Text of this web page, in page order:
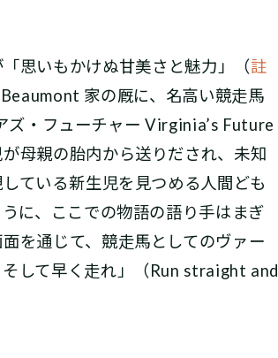
思いもかけぬ甘美さと魅力」（註
家の厩に、名高い競走馬
・フューチャー Virginia’s Future
母親の胎内から送りだされ、未知
いる――新生児を見つめる人間ども
うに、ここでの物語の語り手はまぎ
を通じて、競走馬としてのヴァー
して早く走れ」（Run straight and